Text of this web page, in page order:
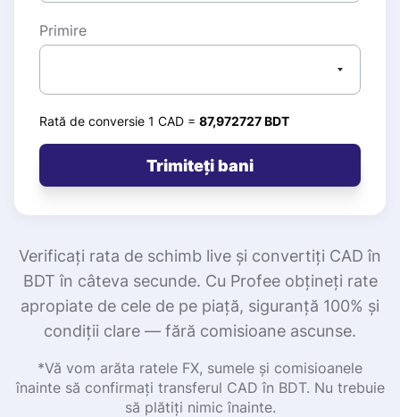
Primire
Rată de conversie 1 CAD = 87,972727 BDT
Trimiteți bani
Verificați rata de schimb live și convertiți CAD în
BDT în câteva secunde. Cu Profee obțineți rate
apropiate de cele de pe piață, siguranță 100% și
condiții clare — fără comisioane ascunse.
*Vă vom arăta ratele FX, sumele și comisioanele
înainte să confirmați transferul CAD în BDT. Nu trebuie
să plătiți nimic înainte.